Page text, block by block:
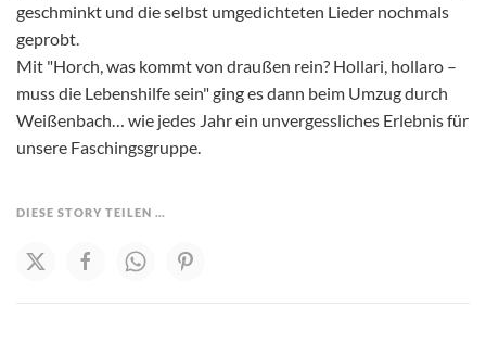
geschminkt und die selbst umgedichteten Lieder nochmals
geprobt.
Mit "Horch, was kommt von draußen rein? Hollari, hollaro –
muss die Lebenshilfe sein" ging es dann beim Umzug durch
Weißenbach… wie jedes Jahr ein unvergessliches Erlebnis für
unsere Faschingsgruppe.
DIESE STORY TEILEN …